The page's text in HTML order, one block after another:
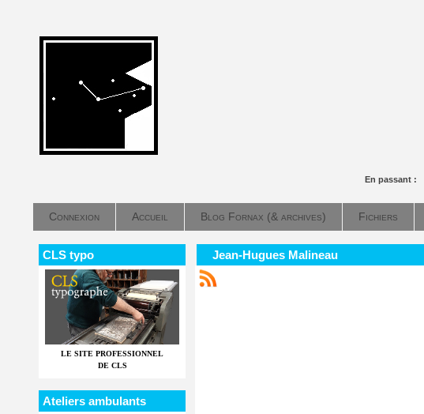
En passant :
Connexion Accueil Blog Fornax (& archives) Fichiers
CLS typo
LE SITE PROFESSIONNEL
DE CLS
Ateliers ambulants
Jean-Hugues Malineau